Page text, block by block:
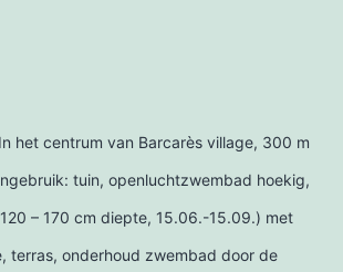
In het centrum van Barcarès village, 300 m
tuin, openluchtzwembad hoekig,
– 170 cm diepte, 15.06.-15.09.) met
terras, onderhoud zwembad door de